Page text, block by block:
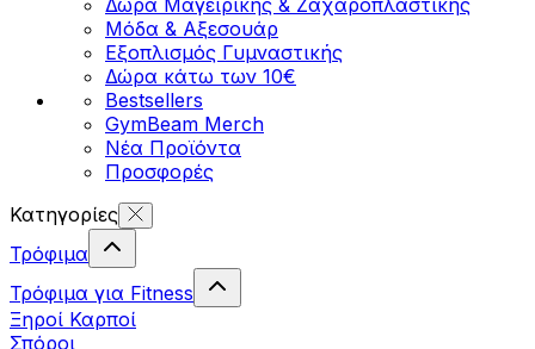
Μόδα & Αξεσουάρ
Εξοπλισμός Γυμναστικής
Δώρα κάτω των 10€
Bestsellers
GymBeam Merch
Νέα Προϊόντα
Προσφορές
Κατηγορίες
Τρόφιμα
Τρόφιμα για Fitness
Ξηροί Καρποί
Σπόροι